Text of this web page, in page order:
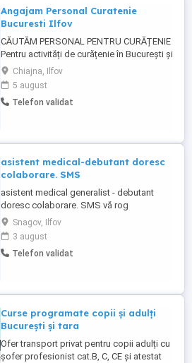
Angajam Personal Curatenie
Bucuresti Ilfov
CĂUTĂM PERSONAL PENTRU CURĂȚENIE
Pentru activități de curățenie în București și
Ilfov, angajăm persoane serioase și
responsabile. Program Full-Time sau Part-
Time Salariu motivant Dacă îți dorești un
loc de muncă stabil și un mediu de lucru
Chiajna, Ilfov
5 august
Telefon validat
asistent medical-debutant doresc
colaborare. SMS
asistent medical generalist - debutant
doresc colaborare. SMS vă rog
Snagov, Ilfov
3 august
Telefon validat
Curse programate copii și adulți
București și tara
Ofer transport privat pentru copii adulți cu
șofer profesionist cat.B, C, CE și atestat